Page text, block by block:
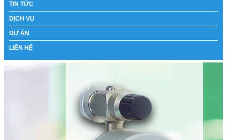
TIN TỨC
DỊCH VỤ
DỰ ÁN
LIÊN HỆ